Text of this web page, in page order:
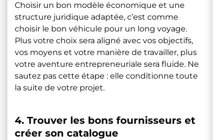
Choisir un bon modèle économique et une
structure juridique adaptée, c’est comme
choisir le bon véhicule pour un long voyage.
Plus votre choix sera aligné avec vos objectifs,
vos moyens et votre manière de travailler, plus
votre aventure entrepreneuriale sera fluide. Ne
sautez pas cette étape : elle conditionne toute
la suite de votre projet.
4. Trouver les bons fournisseurs et
créer son catalogue